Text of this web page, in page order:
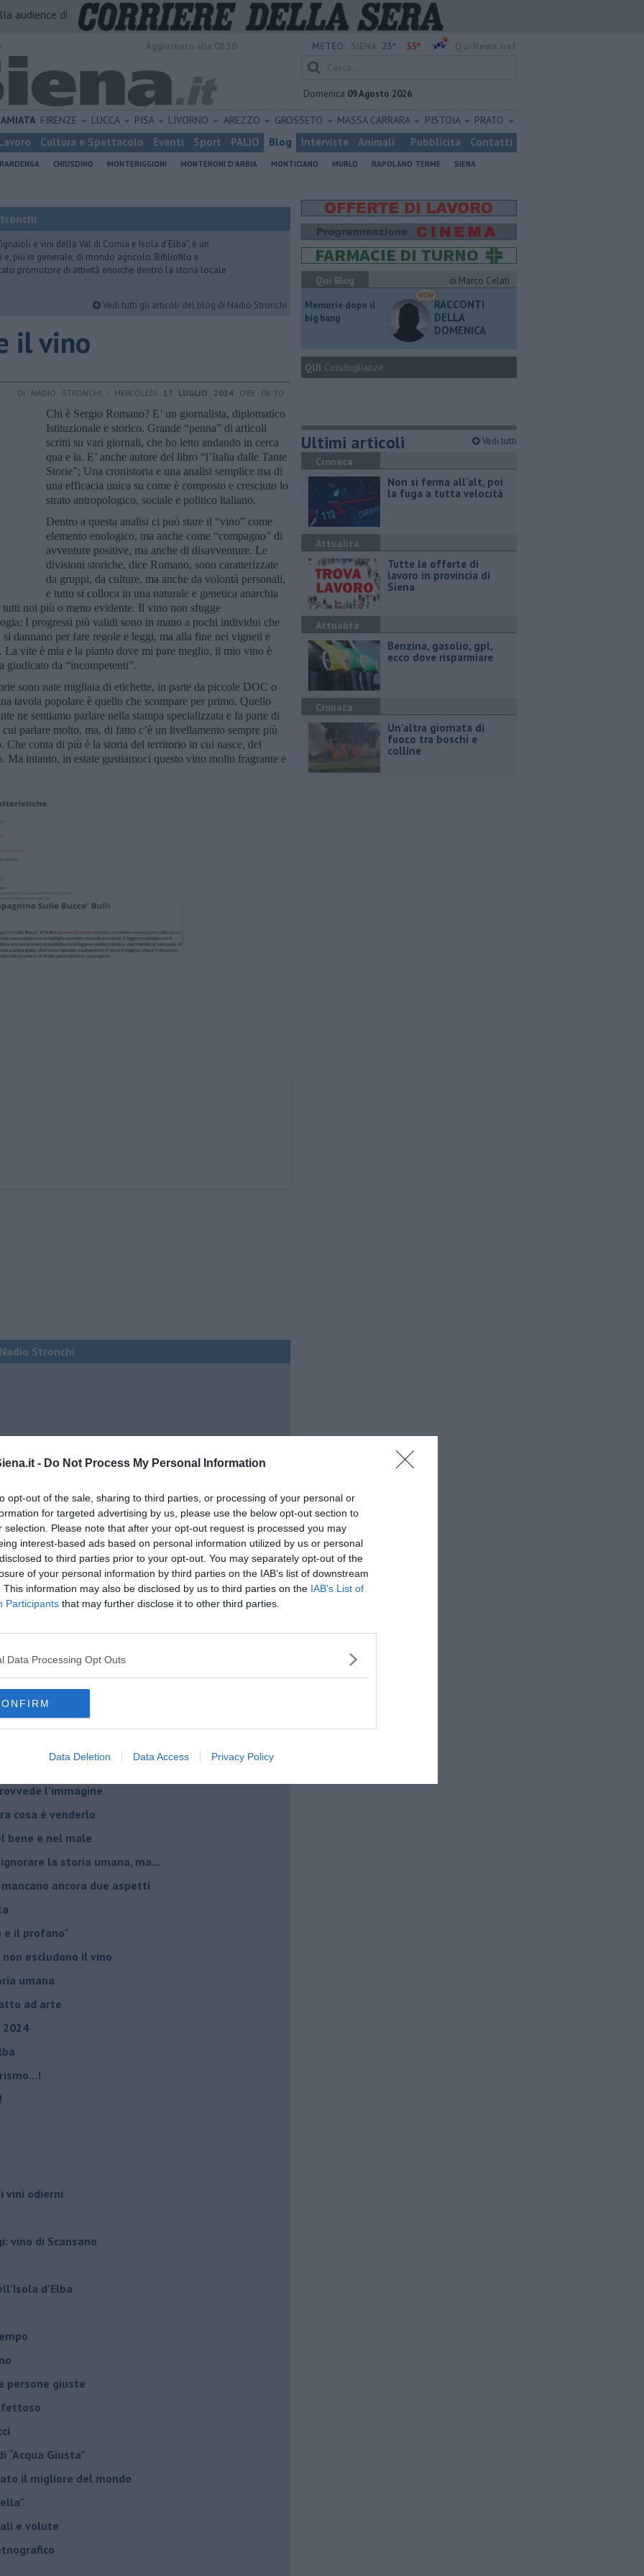
- Do Not Process My Personal Information
opt-out of the sale, sharing to third parties, or processing of your personal or
for targeted advertising by us, please use the below opt-out section to
selection. Please note that after your opt-out request is processed you may
interest-based ads based on personal information utilized by us or personal
to third parties prior to your opt-out. You may separately opt-out of the
of your personal information by third parties on the IAB’s list of downstream
This information may also be disclosed by us to third parties on the IAB’s List of
Participants that may further disclose it to other third parties.
Data Processing Opt Outs
Data Deletion Data Access Privacy Policy
audience di
METEO: 23° 35°
Domenica 09 Agosto 2026
AMIATA FIRENZE LUCCA PISA LIVORNO AREZZO GROSSETO MASSA CARRARA PISTOIA PRATO
Cultura e Spettacolo Eventi Sport PALIO Blog Interviste Animali Pubblicità Contatti
CHIUSDINO MONTERIGGIONI MONTERONI D'ARBIA MONTICIANO MURLO RAPOLANO TERME
SIENA
e vini della Val di Cornia e Isola d’Elba”, è un
più in generale, di mondo agricolo. Bibliofilo e
promotore di attività enoiche dentro la storia locale
Vedi tutti gli articoli del blog di Nadio Stronchi
il vino
DI NADIO STRONCHI - MERCOLEDÌ 17 LUGLIO 2024 ORE 08:30
Chi è Sergio Romano? E’ un giornalista, diplomatico
Istituzionale e storico. Grande “penna” di articoli
scritti su vari giornali, che ho letto andando in cerca
qua e la. E’ anche autore del libro “l’Italia dalle Tante
Storie”; Una cronistoria e una analisi semplice ma di
una efficacia unica su come è composto e cresciuto lo
strato antropologico, sociale e politico italiano.
Dentro a questa analisi ci può stare il “vino” come
elemento enologico, ma anche come “compagno” di
avventure positive, ma anche di disavventure. Le
divisioni storiche, dice Romano, sono caratterizzate
da gruppi, da culture, ma anche da volontà personali,
e tutto si colloca in una naturale e genetica anarchia
noi più o meno evidente. Il vino non sfugge
I progressi più validi sono in mano a pochi individui che
dannano per fare regole e leggi, ma alla fine nei vigneti e
La vite è mia e la pianto dove mi pare meglio, il mio vino è
giudicato da “incompetenti”.
sono nate migliaia di etichette, in parte da piccole DOC o
tavola popolare è quello che scompare per primo. Quello
ne sentiamo parlare nella stampa specializzata e fa parte di
parlare molto, ma, di fatto c’è un livellamento sempre più
Che conta di più è la storia del territorio in cui nasce, del
Ma intanto, in estate gustiamoci questo vino molto fragrante e
Stronchi
miglioreranno la qualità
del futuro
in Maremma usata poco
non ti aspetti
anche vini-liquore
la vitivinicoltura
del vino 2025
per fare vini
rivalità?
comunista
però...
l’immagine
cosa è venderlo
bene e nel male
la storia umana, ma...
ancora due aspetti
e il profano”
escludono il vino
umana
ad arte
2024
vini odierni
vino di Scansano
d’Elba
persone giuste
Giusta”
il migliore del mondo
e volute
Qui Blog
di Marco Celati
Memorie dopo il
big bang
RACCONTI
DELLA
DOMENICA
QUI Condoglianze
Ultimi articoli Vedi tutti
Cronaca
Non si ferma all'alt, poi
la fuga a tutta velocità
Attualità
​Tutte le offerte di
lavoro in provincia di
Siena
Attualità
​Benzina, gasolio, gpl,
ecco dove risparmiare
Cronaca
Un'altra giornata di
fuoco tra boschi e
colline